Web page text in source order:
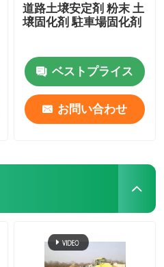
道路土壌安定剤 粉末 土
壌固化剤 駐車場固化剤
ベストプライス
お問い合わせ